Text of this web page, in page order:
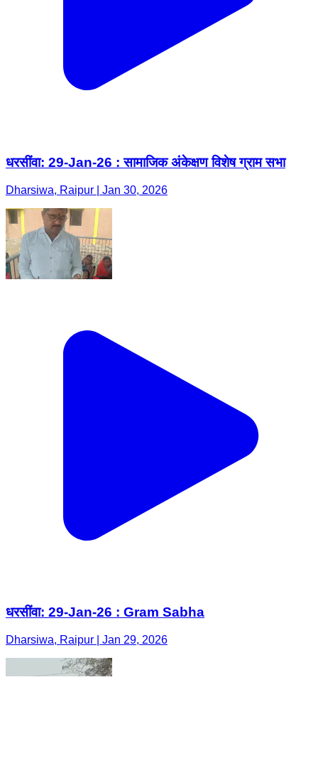
धरसींवा: 29-Jan-26 : सामाजिक अंकेक्षण विशेष ग्राम सभा
Dharsiwa, Raipur | Jan 30, 2026
धरसींवा: 29-Jan-26 : Gram Sabha
Dharsiwa, Raipur | Jan 29, 2026